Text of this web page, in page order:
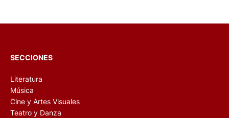
SECCIONES
Literatura
Música
Cine y Artes Visuales
Teatro y Danza